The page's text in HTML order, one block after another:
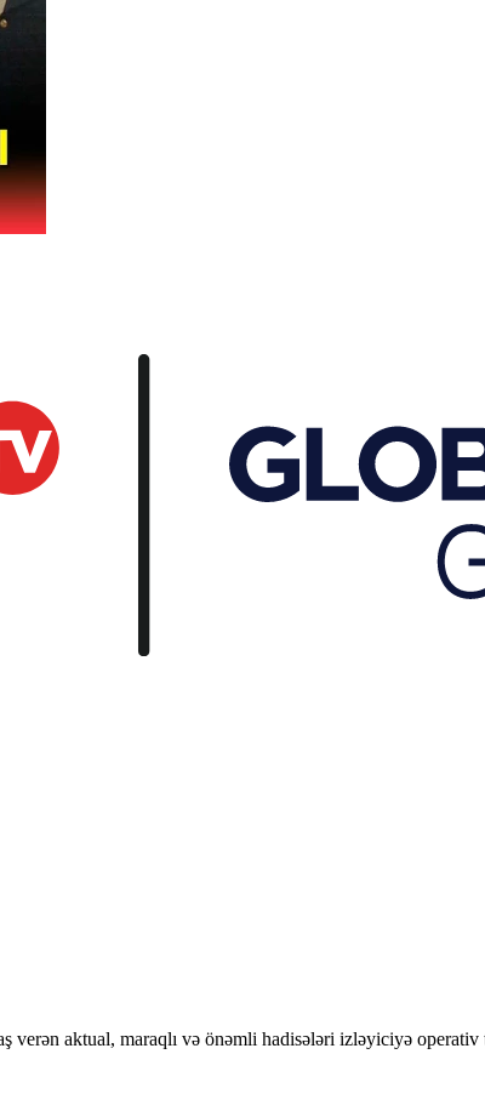
aktual, maraqlı və önəmli hadisələri izləyiciyə operativ